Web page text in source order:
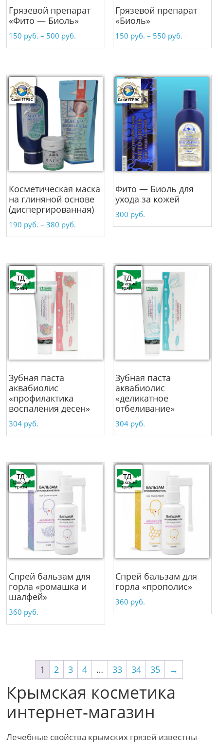
Грязевой препарат
«Фито — Биоль»
150 руб. – 500 руб.
Грязевой препарат
«Биоль»
150 руб. – 550 руб.
Косметическая маска
на глиняной основе
(диспергированная)
190 руб. –380 руб.
Фито — Биоль для
ухода за кожей
300 руб.
Зубная паста
аквабиолис
«профилактика
воспаления десен»
304 руб.
Зубная паста
аквабиолис
«деликатное
отбеливание»
304 руб.
Спрей бальзам для
горла «ромашка и
шалфей»
360 руб.
Спрей бальзам для
горла «прополис»
360 руб.
1 2 3 4 … 33 34 35 →
Крымская косметика
интернет-магазин
Лечебные свойства крымских грязей известны